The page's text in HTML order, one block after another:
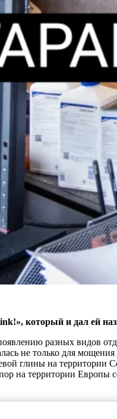
который и дал ей
разных видов
не только для
глины на
на территории Европы